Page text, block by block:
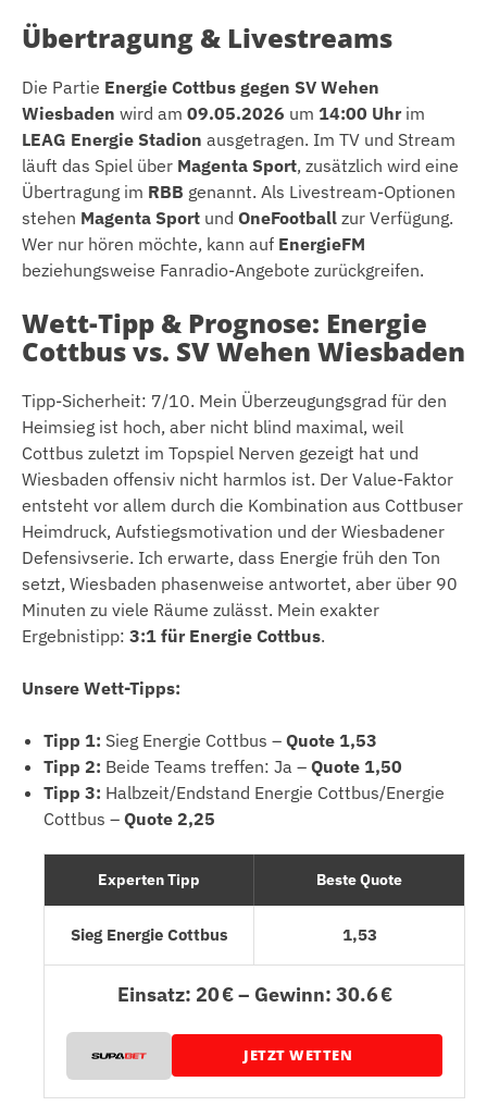
Übertragung & Livestreams
Die Partie Energie Cottbus gegen SV Wehen
Wiesbaden wird am 09.05.2026 um 14:00 Uhr im
LEAG Energie Stadion ausgetragen. Im TV und Stream
läuft das Spiel über Magenta Sport, zusätzlich wird eine
Übertragung im RBB genannt. Als Livestream-Optionen
stehen Magenta Sport und OneFootball zur Verfügung.
Wer nur hören möchte, kann auf EnergieFM
beziehungsweise Fanradio-Angebote zurückgreifen.
Wett-Tipp & Prognose: Energie
Cottbus vs. SV Wehen Wiesbaden
Tipp-Sicherheit: 7/10. Mein Überzeugungsgrad für den
Heimsieg ist hoch, aber nicht blind maximal, weil
Cottbus zuletzt im Topspiel Nerven gezeigt hat und
Wiesbaden offensiv nicht harmlos ist. Der Value-Faktor
entsteht vor allem durch die Kombination aus Cottbuser
Heimdruck, Aufstiegsmotivation und der Wiesbadener
Defensivserie. Ich erwarte, dass Energie früh den Ton
setzt, Wiesbaden phasenweise antwortet, aber über 90
Minuten zu viele Räume zulässt. Mein exakter
Ergebnistipp: 3:1 für Energie Cottbus.
Unsere Wett-Tipps:
Tipp 1: Sieg Energie Cottbus – Quote 1,53
Tipp 2: Beide Teams treffen: Ja – Quote 1,50
Tipp 3: Halbzeit/Endstand Energie Cottbus/Energie
Cottbus – Quote 2,25
Experten Tipp Beste Quote
Sieg Energie Cottbus 1,53
Einsatz: 20 € – Gewinn: 30.6 €
JETZT WETTEN